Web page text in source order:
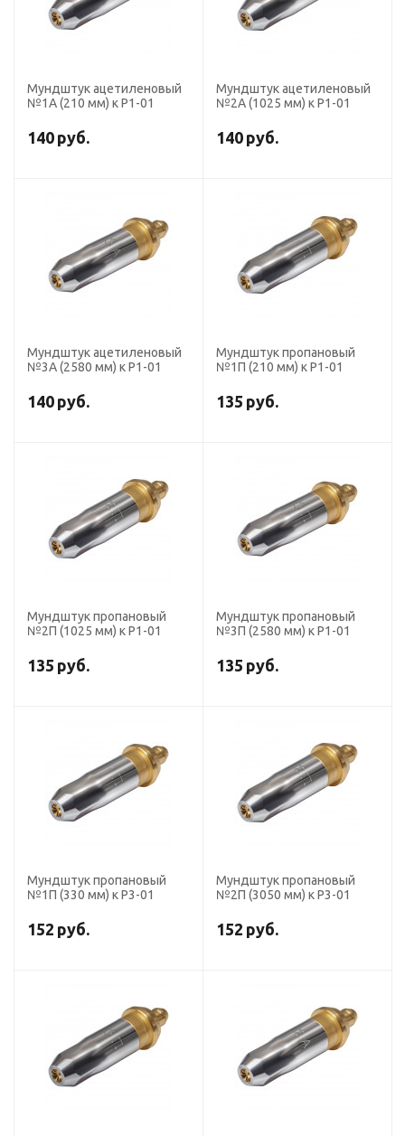
Мундштук ацетиленовый
№1А (210 мм) к Р1-01
140 руб.
Мундштук ацетиленовый
№2А (1025 мм) к Р1-01
140 руб.
Мундштук ацетиленовый
№3А (2580 мм) к Р1-01
140 руб.
Мундштук пропановый
№1П (210 мм) к Р1-01
135 руб.
Мундштук пропановый
№2П (1025 мм) к Р1-01
135 руб.
Мундштук пропановый
№3П (2580 мм) к Р1-01
135 руб.
Мундштук пропановый
№1П (330 мм) к Р3-01
152 руб.
Мундштук пропановый
№2П (3050 мм) к Р3-01
152 руб.